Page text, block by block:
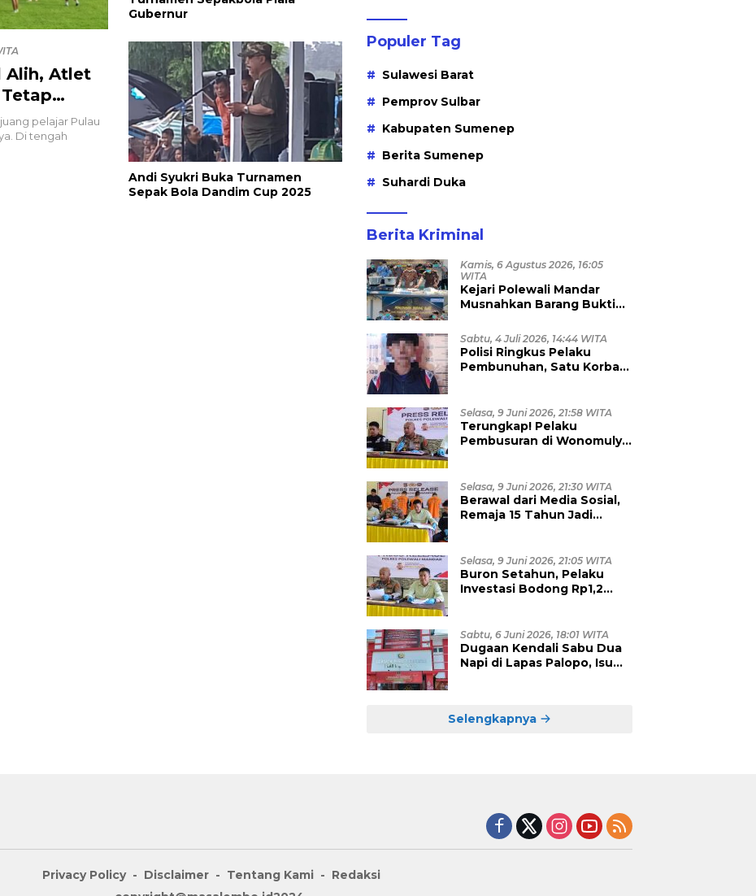
Alih, Atlet
pelajar Pulau
Di tengah
Gubernur
Andi Syukri Buka Turnamen
Sepak Bola Dandim Cup 2025
Populer Tag
Sulawesi Barat
Pemprov Sulbar
Kabupaten Sumenep
Berita Sumenep
Suhardi Duka
Berita Kriminal
Kamis, 6 Agustus 2026, 16:05
WITA
Kejari Polewali Mandar
Musnahkan Barang Bukti
hingga Ribuan Obat Ilegal
Dimusnahkan
Sabtu, 4 Juli 2026, 14:44 WITA
Polisi Ringkus Pelaku
Pembunuhan, Satu Korban
Selasa, 9 Juni 2026, 21:58 WITA
Terungkap! Pelaku
Pembusuran di Wonomulyo
Tersangka Diamankan
Selasa, 9 Juni 2026, 21:30 WITA
Berawal dari Media Sosial,
Remaja 15 Tahun Jadi
Dibekuk Polisi
Selasa, 9 Juni 2026, 21:05 WITA
Buron Setahun, Pelaku
Investasi Bodong Rp1,2
di Kalimantan Timur
Sabtu, 6 Juni 2026, 18:01 WITA
Dugaan Kendali Sabu Dua
Napi di Lapas Palopo, Isu
Selengkapnya
Privacy Policy Disclaimer Tentang Kami
Redaksi